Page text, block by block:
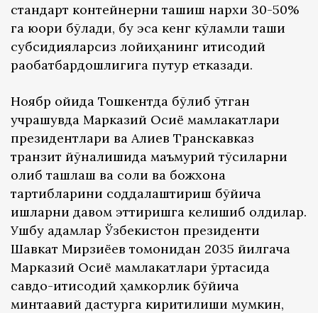
стандарт контейнерни ташиш нархи 30-50%
га юқори бўлади, бу эса кенг кўламли ташқи
субсидияларсиз лойиҳанинг иқтисодий
рақобатбардошлигига путур етказади.
Ноябр ойида Тошкентда бўлиб ўтган
учрашувда Марказий Осиё мамлакатлари
президентлари ва Алиев Транскавказ
транзит йўналишида маъмурий тўсиқларни
олиб ташлаш ва солиқ ва божхона
тартибларини соддалаштириш бўйича
ишларни давом эттиришга келишиб олдилар.
Ушбу қадамлар Ўзбекистон президенти
Шавкат Мирзиёев томонидан 2035 йилгача
Марказий Осиё мамлакатлари ўртасида
савдо-иқтисодий ҳамкорлик бўйича
минтақавий дастурга киритилиши мумкин,